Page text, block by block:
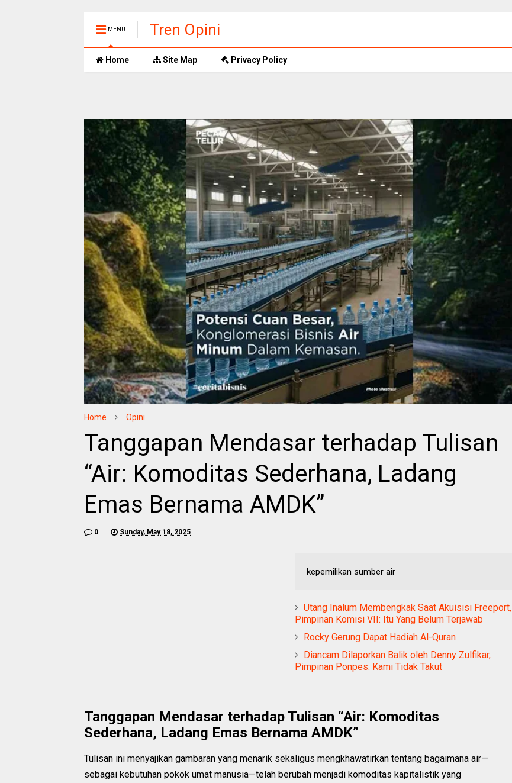
MENU Tren Opini
Home Site Map Privacy Policy
Home Opini
Tanggapan Mendasar terhadap Tulisan
“Air: Komoditas Sederhana, Ladang
Emas Bernama AMDK”
0 Sunday, May 18, 2025
kepemilikan sumber air
Utang Inalum Membengkak Saat Akuisisi Freeport,
Pimpinan Komisi VII: Itu Yang Belum Terjawab
Rocky Gerung Dapat Hadiah Al-Quran
Diancam Dilaporkan Balik oleh Denny Zulfikar,
Pimpinan Ponpes: Kami Tidak Takut
Tanggapan Mendasar terhadap Tulisan “Air: Komoditas
Sederhana, Ladang Emas Bernama AMDK”
Tulisan ini menyajikan gambaran yang menarik sekaligus mengkhawatirkan tentang bagaimana air—
sebagai kebutuhan pokok umat manusia—telah berubah menjadi komoditas kapitalistik yang